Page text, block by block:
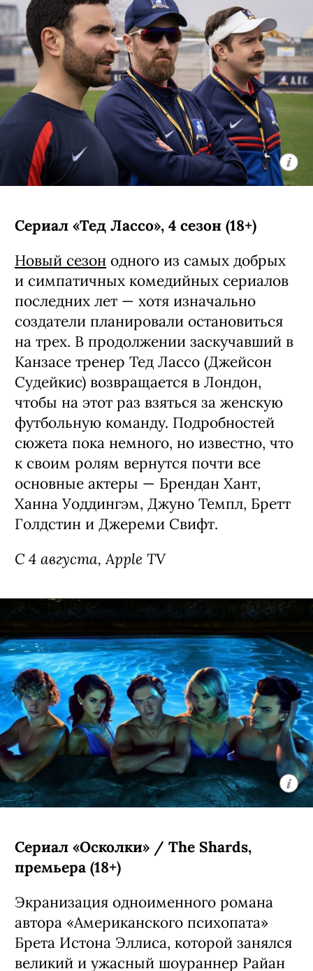
Сериал «Тед Лассо», 4 сезон (18+)
Новый сезон одного из самых добрых
и симпатичных комедийных сериалов
последних лет — хотя изначально
создатели планировали остановиться
на трех. В продолжении заскучавший в
Канзасе тренер Тед Лассо (Джейсон
Судейкис) возвращается в Лондон,
чтобы на этот раз взяться за женскую
футбольную команду. Подробностей
сюжета пока немного, но известно, что
к своим ролям вернутся почти все
основные актеры — Брендан Хант,
Ханна Уоддингэм, Джуно Темпл, Бретт
Голдстин и Джереми Свифт.
С 4 августа, Apple TV
Сериал «Осколки» / The Shards,
премьера (18+)
Экранизация одноименного романа
автора «Американского психопата»
Брета Истона Эллиса, которой занялся
великий и ужасный шоураннер Райан